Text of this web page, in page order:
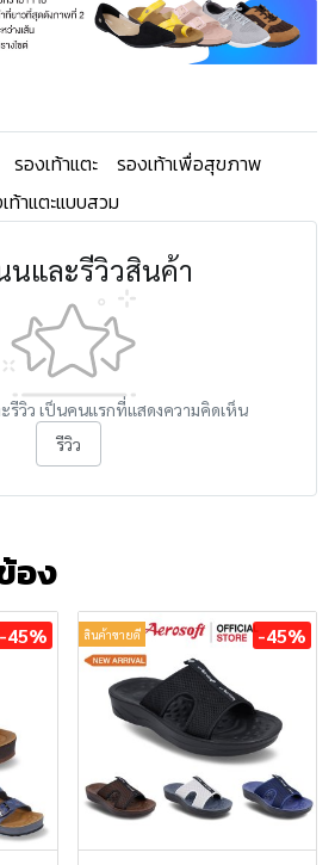
รองเท้าแตะ
รองเท้าเพื่อสุขภาพ
ท้าแตะแบบสวม
นและรีวิวสินค้า
รีวิว เป็นคนแรกที่แสดงความคิดเห็น
รีวิว
อง
-45% สินค้าขายดี -45%